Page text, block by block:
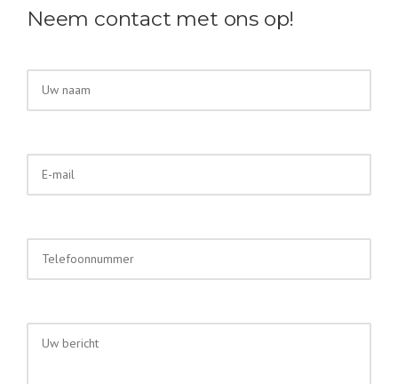
Neem contact met ons op!